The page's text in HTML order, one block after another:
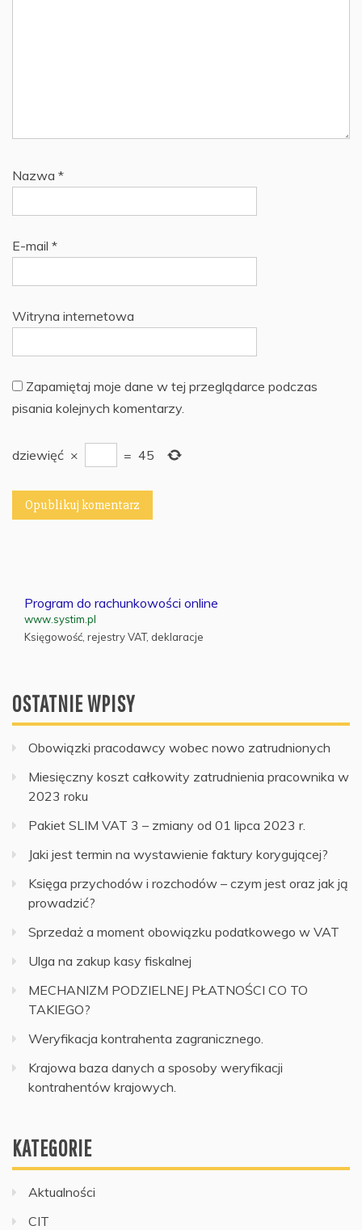
Nazwa *
E-mail *
Witryna internetowa
Zapamiętaj moje dane w tej przeglądarce podczas
pisania kolejnych komentarzy.
dziewięć × = 45
Program do rachunkowości online
www.systim.pl
Księgowość, rejestry VAT, deklaracje
OSTATNIE WPISY
Obowiązki pracodawcy wobec nowo zatrudnionych
Miesięczny koszt całkowity zatrudnienia pracownika w
2023 roku
Pakiet SLIM VAT 3 – zmiany od 01 lipca 2023 r.
Jaki jest termin na wystawienie faktury korygującej?
Księga przychodów i rozchodów – czym jest oraz jak ją
prowadzić?
Sprzedaż a moment obowiązku podatkowego w VAT
Ulga na zakup kasy fiskalnej
MECHANIZM PODZIELNEJ PŁATNOŚCI CO TO
TAKIEGO?
Weryfikacja kontrahenta zagranicznego.
Krajowa baza danych a sposoby weryfikacji
kontrahentów krajowych.
KATEGORIE
Aktualności
CIT